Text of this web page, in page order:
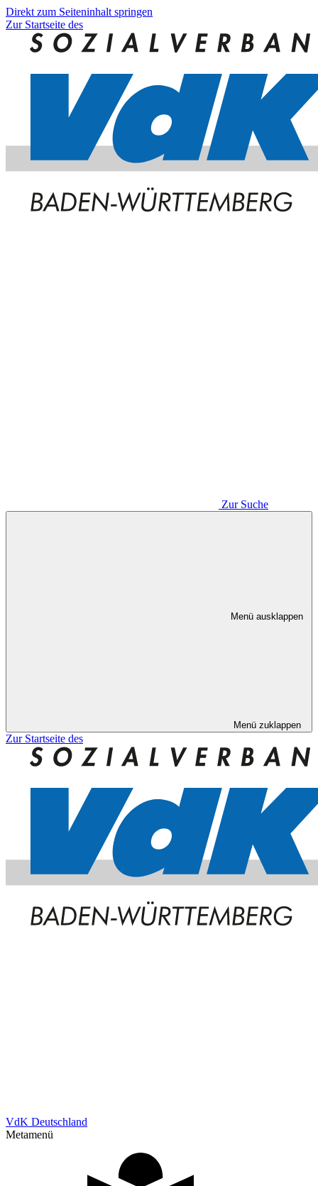
Direkt zum Seiteninhalt springen
Zur Startseite des
Zur Suche
Menü ausklappen
Menü zuklappen
Zur Startseite des
VdK Deutschland
Metamenü